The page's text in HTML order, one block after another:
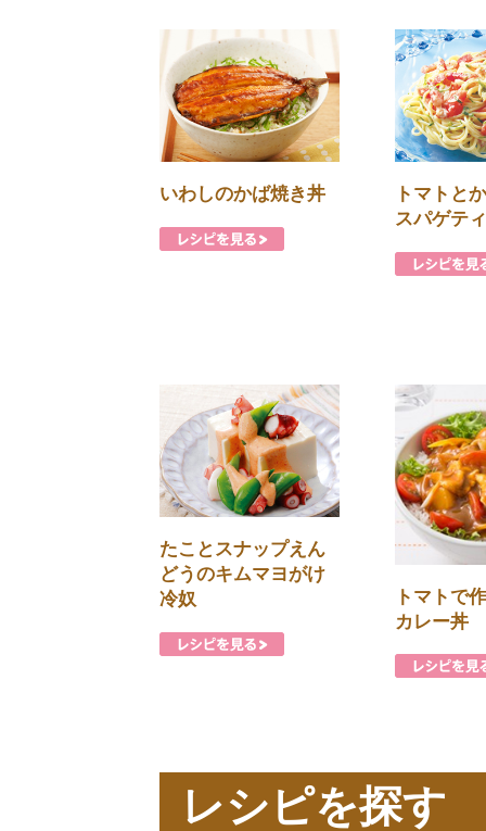
いわしのかば焼き丼
トマトと
スパゲテ
たことスナップえん
どうのキムマヨがけ
冷奴
トマトで
カレー丼
レシピを探す